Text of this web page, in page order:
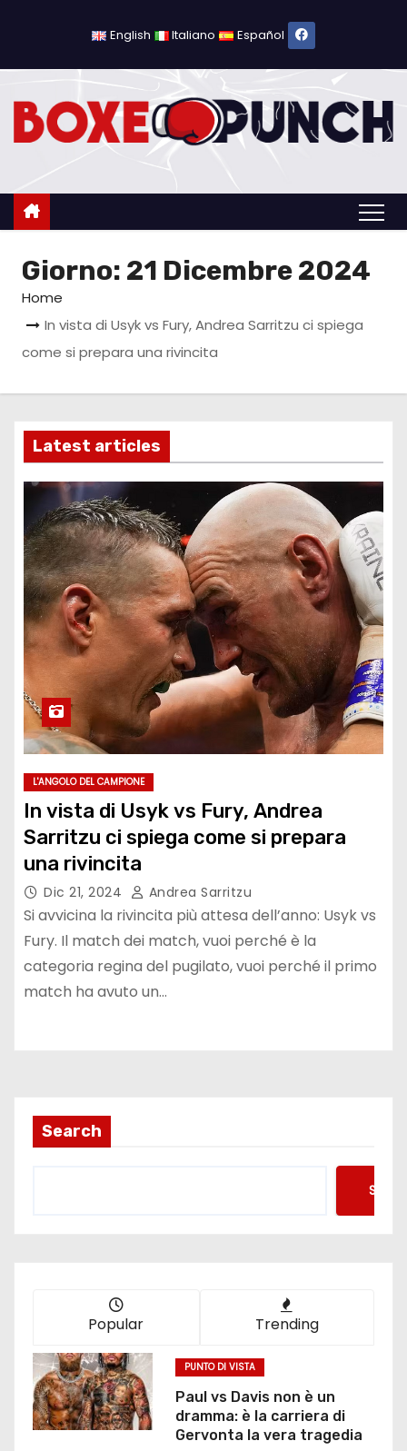
c
o
English Italiano Español
Giorno: 21 Dicembre 2024
Home
In vista di Usyk vs Fury, Andrea Sarritzu ci spiega
come si prepara una rivincita
Latest articles
L'ANGOLO DEL CAMPIONE
In vista di Usyk vs Fury, Andrea
Sarritzu ci spiega come si prepara
una rivincita
Dic 21, 2024 Andrea Sarritzu
Si avvicina la rivincita più attesa dell’anno: Usyk vs
Fury. Il match dei match, vuoi perché è la
categoria regina del pugilato, vuoi perché il primo
match ha avuto un…
Search
Popular Trending
PUNTO DI VISTA
Paul vs Davis non è un
dramma: è la carriera di
Gervonta la vera tragedia